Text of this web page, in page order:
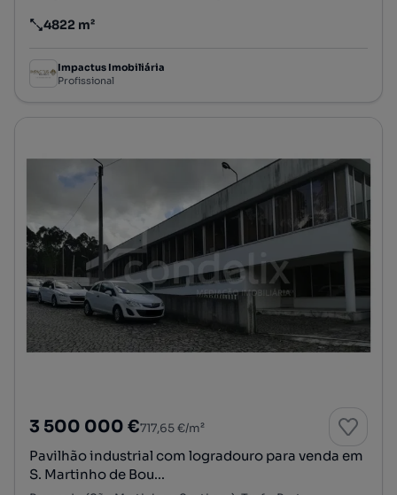
Preço por metro quadrado
4822 m²
Impactus Imobiliária
Profissional
3 500 000 €717,65 €/m²
Pavilhão industrial com logradouro para venda em
S. Martinho de Bou...